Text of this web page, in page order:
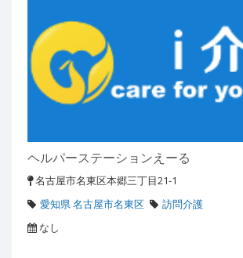
ヘルパーステーションえーる
名古屋市名東区本郷三丁目21-1
愛知県 名古屋市名東区
訪問介護
なし